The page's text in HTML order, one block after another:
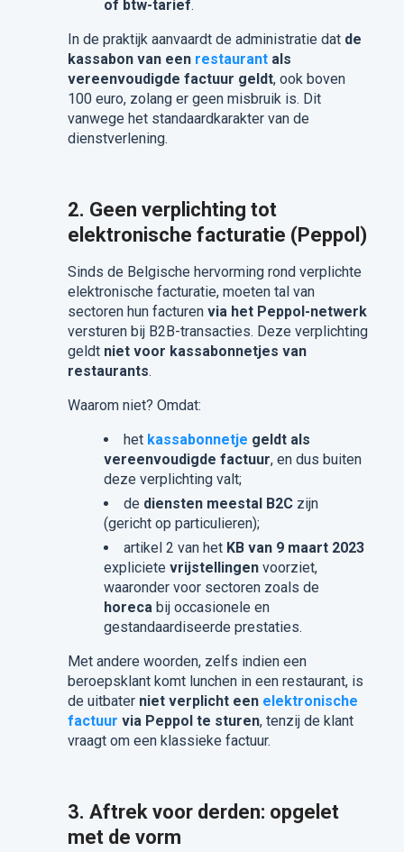
of btw-tarief.
In de praktijk aanvaardt de administratie dat de
kassabon van een restaurantals
vereenvoudigde factuur geldt, ook boven
100 euro, zolang er geen misbruik is. Dit
vanwege het standaardkarakter van de
dienstverlening.
2. Geen verplichting tot
elektronische facturatie (Peppol)
Sinds de Belgische hervorming rond verplichte
elektronische facturatie, moeten tal van
sectoren hun facturen via het Peppol-netwerk
versturen bij B2B-transacties. Deze verplichting
geldt niet voor kassabonnetjes van
restaurants.
Waarom niet? Omdat:
het kassabonnetje geldt als
vereenvoudigde factuur, en dus buiten
deze verplichting valt;
de diensten meestal B2Czijn
(gericht op particulieren);
artikel 2 van het KB van 9 maart 2023
expliciete vrijstellingenvoorziet,
waaronder voor sectoren zoals de
horecabij occasionele en
gestandaardiseerde prestaties.
Met andere woorden, zelfs indien een
beroepsklant komt lunchen in een restaurant, is
de uitbater niet verplicht een elektronische
factuur via Peppol te sturen, tenzij de klant
vraagt om een klassieke factuur.
3. Aftrek voor derden: opgelet
met de vorm